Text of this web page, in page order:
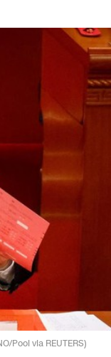
Pool via REUTERS)